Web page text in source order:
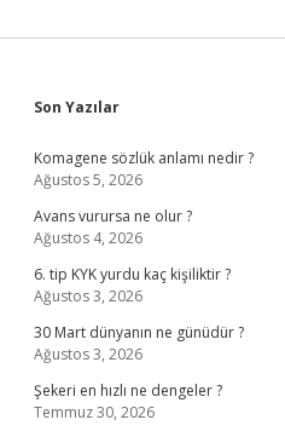
Sidebar
Son Yazılar
Komagene sözlük anlamı nedir ?
Ağustos 5, 2026
Avans vurursa ne olur ?
Ağustos 4, 2026
6. tip KYK yurdu kaç kişiliktir ?
Ağustos 3, 2026
30 Mart dünyanın ne günüdür ?
Ağustos 3, 2026
Şekeri en hızlı ne dengeler ?
Temmuz 30, 2026